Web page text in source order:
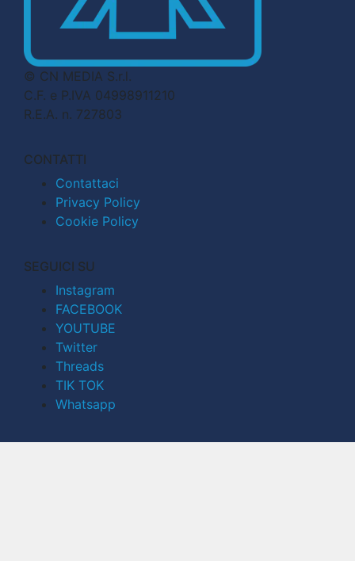
© CN MEDIA S.r.l.
C.F. e P.IVA 04998911210
R.E.A. n. 727803
CONTATTI
Contattaci
Privacy Policy
Cookie Policy
SEGUICI SU
Instagram
FACEBOOK
YOUTUBE
Twitter
Threads
TIK TOK
Whatsapp